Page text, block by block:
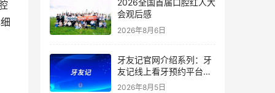
2026全国首届口腔红人大
会观后感
2026年8月6日
牙友记官网介绍系列：牙
友记线上看牙预约平台是
干什么的？靠谱吗？
2026年8月5日